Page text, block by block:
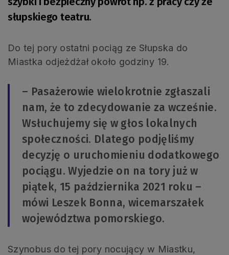
słupskiego teatru.
Do tej pory ostatni pociąg ze Słupska do
Miastka odjeżdżał około godziny 19.
– Pasażerowie wielokrotnie zgłaszali
nam, że to zdecydowanie za wcześnie.
Wsłuchujemy się w głos lokalnych
społeczności. Dlatego podjęliśmy
decyzję o uruchomieniu dodatkowego
pociągu. Wyjedzie on na tory już w
piątek, 15 października 2021 roku –
mówi Leszek Bonna, wicemarszałek
województwa pomorskiego.
Szynobus do tej pory nocujący w Miastku,